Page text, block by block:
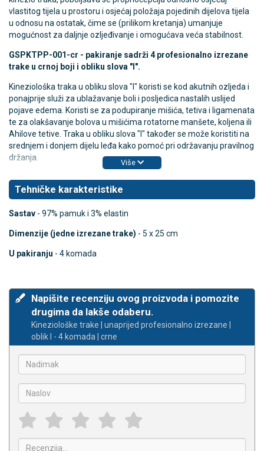
vlastitog tijela u prostoru i osjećaj položaja pojedinih dijelova tijela
u odnosu na ostatak, čime se (prilikom kretanja) umanjuje
mogućnost za daljnje ozljeđivanje i omogućava veća stabilnost.
GSPKTPP-001-cr - pakiranje sadrži 4 profesionalno izrezane
trake u crnoj boji i obliku slova "I".
Kineziološka traka u obliku slova "I" koristi se kod akutnih ozljeda i
ponajprije služi za ublažavanje boli i posljedica nastalih uslijed
pojave edema. Koristi se za podupiranje mišića, tetiva i ligamenata
te za olakšavanje bolova u mišićima rotatorne manšete, koljena ili
Ahilove tetive. Traka u obliku slova "I" također se može koristiti na
srednjem i donjem dijelu leđa kako pomoć pri održavanju pravilnog
držanja.
Više
Tehničke karakteristike
Sastav - 97% pamuk i 3% elastin
Dimenzije (jedne izrezane trake) - 5 x 25 cm
U pakiranju - 4 komada
Napišite recenziju ovog proizvoda i pomozite
drugima da lakše odaberu.
Kineziološke trake | unaprijed profesionalno izrezane |
oblik I - 4 komada | crne